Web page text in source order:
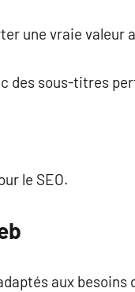
une vraie valeur
des sous-titres
le SEO.
aux besoins